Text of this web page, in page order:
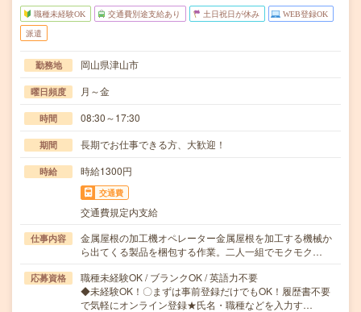
職種未経験OK 交通費別途支給あり 土日祝日が休み WEB登録OK
派遣
勤務地 岡山県津山市
曜日頻度 月～金
時間 08:30～17:30
期間 長期でお仕事できる方、大歓迎！
時給 時給1300円
交通費
交通費規定内支給
仕事内容
金属屋根の加工機オペレーター金属屋根を加工する機械か
ら出てくる製品を梱包する作業。二人一組でモクモク…
応募資格
職種未経験OK / ブランクOK / 英語力不要
◆未経験OK！〇まずは事前登録だけでもOK！履歴書不要
で気軽にオンライン登録★氏名・職種などを入力す…